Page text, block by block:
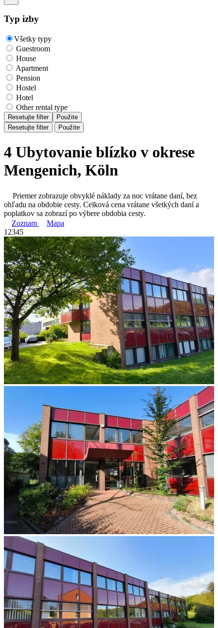
Typ izby
Všetky typy
Guestroom
House
Apartment
Pension
Hostel
Hotel
Other rental type
Resetujte filter
Použite
Resetujte filter
Použite
4 Ubytovanie blízko v okrese
Mengenich, Köln
Priemer zobrazuje obvyklé náklady za noc vrátane daní, bez
ohľadu na obdobie cesty. Celková cena vrátane všetkých daní a
poplatkov sa zobrazí po výbere obdobia cesty.
Zoznam
Mapa
1 2345